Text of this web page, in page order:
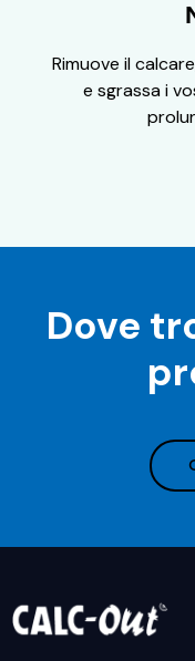
Rimuove il
e sgrassa i
Dove